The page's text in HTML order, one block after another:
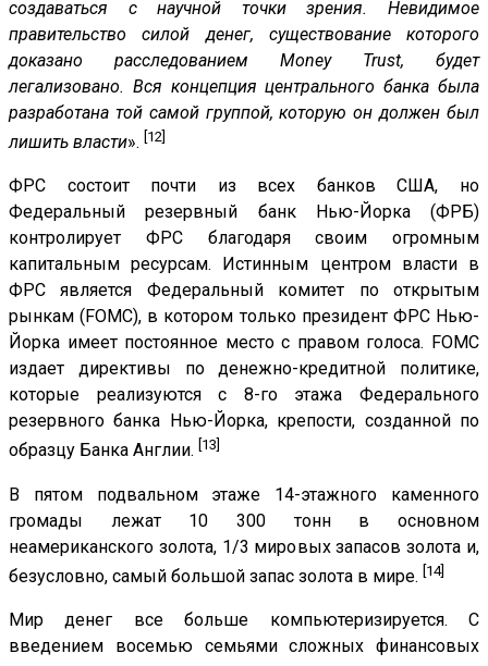
создаваться с научной точки зрения. Невидимое
правительство силой денег, существование которого
доказано расследованием Money Trust, будет
легализовано. Вся концепция центрального банка была
разработана той самой группой, которую он должен был
лишить власти». [12]
ФРС состоит почти из всех банков США, но
Федеральный резервный банк Нью-Йорка (ФРБ)
контролирует ФРС благодаря своим огромным
капитальным ресурсам. Истинным центром власти в
ФРС является Федеральный комитет по открытым
рынкам (FOMC), в котором только президент ФРС Нью-
Йорка имеет постоянное место с правом голоса. FOMC
издает директивы по денежно-кредитной политике,
которые реализуются с 8-го этажа Федерального
резервного банка Нью-Йорка, крепости, созданной по
образцу Банка Англии. [13]
В пятом подвальном этаже 14-этажного каменного
громады лежат 10 300 тонн в основном
неамериканского золота, 1/3 мировых запасов золота и,
безусловно, самый большой запас золота в мире. [14]
Мир денег все больше компьютеризируется. С
введением восемью семьями сложных финансовых